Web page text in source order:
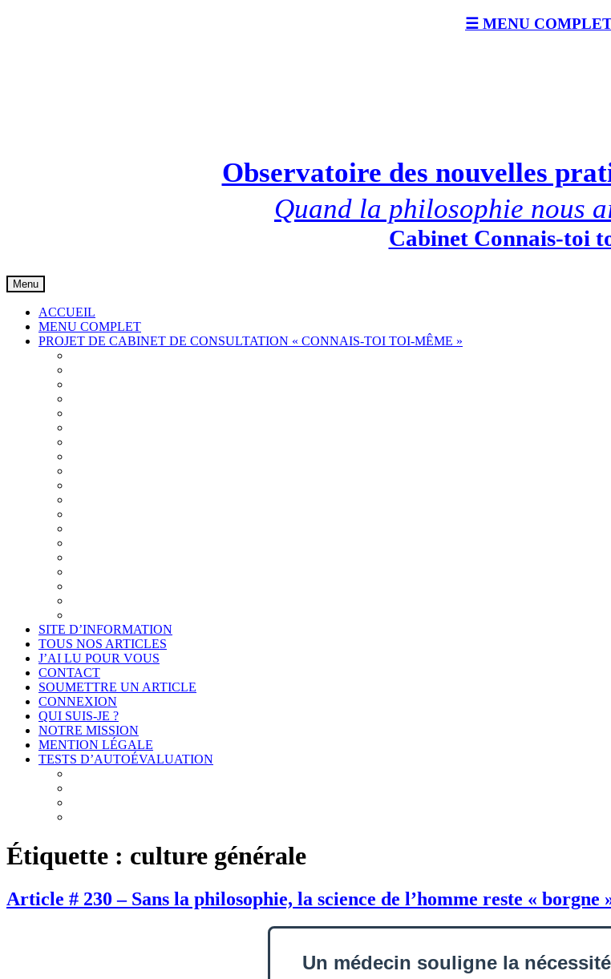
☰ MENU
Observatoire des nouvelles
Quand la philosophie nous
Cabinet Connais-toi
Skip
to
content
Menu
ACCUEIL
MENU COMPLET
PROJET DE CABINET DE CONSULTATION « CONNAIS-TOI TOI-MÊME »
SITE D’INFORMATION
TOUS NOS ARTICLES
J’AI LU POUR VOUS
CONTACT
SOUMETTRE UN ARTICLE
CONNEXION
QUI SUIS-JE ?
NOTRE MISSION
MENTION LÉGALE
TESTS D’AUTOÉVALUATION
Étiquette : culture générale
Article # 230 – Sans la philosophie, la science de l’homme reste «
Un médecin souligne la